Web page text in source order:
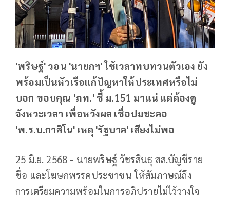
'พริษฐ์' วอน 'นายกฯ' ใช้เวลาทบทวนตัวเอง ยัง
พร้อมเป็นหัวเรือแก้ปัญหาให้ประเทศหรือไม่
บอก ขอบคุณ 'ภท.' ชี้ ม.151 มาแน่ แต่ต้องดู
จังหวะเวลา เพื่อหวังผล เชื่อปมชะลอ
'พ.ร.บ.กาสิโน' เหตุ 'รัฐบาล' เสียงไม่พอ
25 มิ.ย. 2568 - นายพริษฐ์ วัชรสินธุ สส.บัญชีราย
ชื่อ และโฆษกพรรคประชาชน ให้สัมภาษณ์ถึง
การเตรียมความพร้อมในการอภิปรายไม่ไว้วางใจ